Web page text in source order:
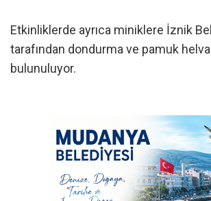
Etkinliklerde ayrıca miniklere İznik
tarafından dondurma ve pamuk helva
bulunuluyor.